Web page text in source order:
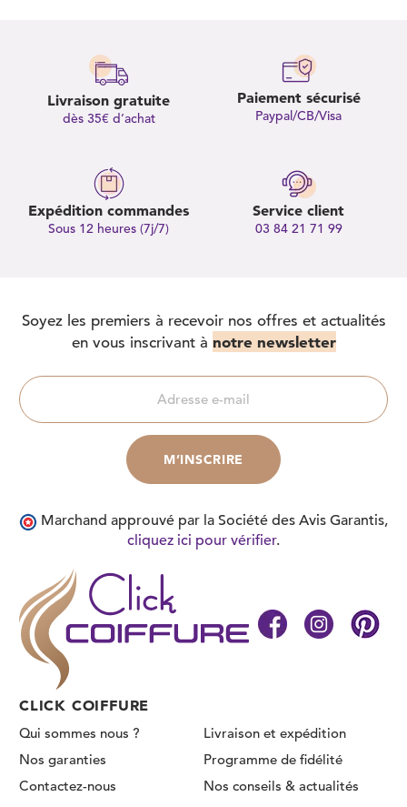
Livraison gratuite
dès 35€ d’achat
Paiement sécurisé
Paypal/CB/Visa
Expédition commandes
Sous 12 heures (7j/7)
Service client
03 84 21 71 99
CLICK COIFFURE
Qui sommes nous ?
Livraison et expédition
Nos garanties
Programme de fidélité
Contactez-nous
Nos conseils & actualités
Soyez les premiers à recevoir nos offres et actualités
en vous inscrivant à notre newsletter
Marchand approuvé par la Société des Avis Garantis,
cliquez ici pour vérifier.